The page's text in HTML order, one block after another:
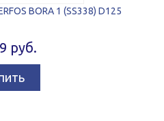
BORA 1 (SS338) D125
руб.